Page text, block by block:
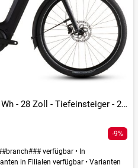
Touring Hybrid ONE 600 - 600 Wh - 28 Zoll - Tiefeinsteiger - 2026
-9%
verfügbar • In
in Filialen verfügbar • Varianten